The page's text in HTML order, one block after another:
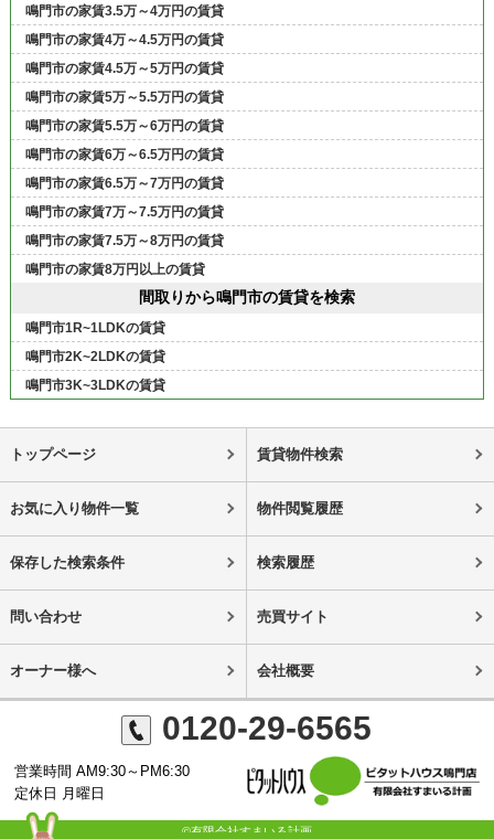
鳴門市の家賃3.5万～4万円の賃貸
鳴門市の家賃4万～4.5万円の賃貸
鳴門市の家賃4.5万～5万円の賃貸
鳴門市の家賃5万～5.5万円の賃貸
鳴門市の家賃5.5万～6万円の賃貸
鳴門市の家賃6万～6.5万円の賃貸
鳴門市の家賃6.5万～7万円の賃貸
鳴門市の家賃7万～7.5万円の賃貸
鳴門市の家賃7.5万～8万円の賃貸
鳴門市の家賃8万円以上の賃貸
間取りから鳴門市の賃貸を検索
鳴門市1R~1LDKの賃貸
鳴門市2K~2LDKの賃貸
鳴門市3K~3LDKの賃貸
トップページ 賃貸物件検索
お気に入り物件一覧 物件閲覧履歴
保存した検索条件 検索履歴
問い合わせ 売買サイト
オーナー様へ 会社概要
0120-29-6565
営業時間 AM9:30～PM6:30
定休日 月曜日
©有限会社すまいる計画